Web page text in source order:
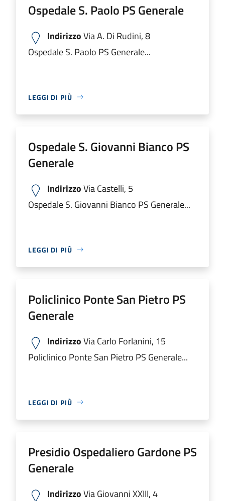
Ospedale S. Paolo PS Generale
IndirizzoVia A. Di Rudini, 8
Ospedale S. Paolo PS Generale...
LEGGI DI PIÙ
Ospedale S. Giovanni Bianco PS
Generale
IndirizzoVia Castelli, 5
Ospedale S. Giovanni Bianco PS Generale...
LEGGI DI PIÙ
Policlinico Ponte San Pietro PS
Generale
IndirizzoVia Carlo Forlanini, 15
Policlinico Ponte San Pietro PS Generale...
LEGGI DI PIÙ
Presidio Ospedaliero Gardone PS
Generale
IndirizzoVia Giovanni XXIII, 4